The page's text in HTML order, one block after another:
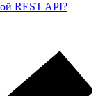
REST API?